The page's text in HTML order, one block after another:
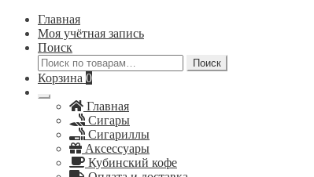
Главная
Моя учётная запись
Поиск
Искать:
Поиск
Корзина 0
Главная
Сигары
Сигариллы
Аксессуары
Кубинский кофе